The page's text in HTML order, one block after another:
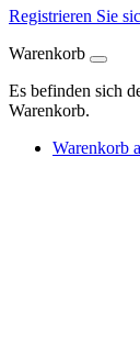
Registrieren Sie
Warenkorb
Es befinden sich
Warenkorb.
Warenkorb